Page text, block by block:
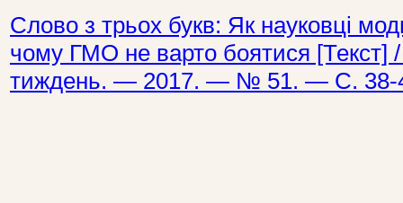
Слово з трьох букв: Як науковці
чому ГМО не варто боятися [Текст]
тиждень. — 2017. — № 51. — С. 38-